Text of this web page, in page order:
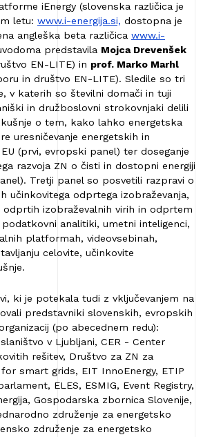
iEnergy (slovenska različica je
letu: www.i-energija.si, dostopna je
angleška beta različica www.i-
predstavila Mojca Drevenšek
EN-LITE) in prof. Marko Marhl
in društvo EN-LITE). Sledile so tri
v katerih so številni domači in tuji
in družboslovni strokovnjaki delili
o tem, kako lahko energetska
uresničevanje energetskih in
(prvi, evropski panel) ter doseganje
razvoja ZN o čisti in dostopni energiji
Tretji panel so posvetili razpravi o
učinkovitega odprtega izobraževanja,
izobraževalnih virih in odprtem
analitiki, umetni inteligenci,
platformah, videovsebinah,
celovite, učinkovite
ki je potekala tudi z vključevanjem na
predstavniki slovenskih, evropskih
(po abecednem redu):
v Ljubljani, CER - Center
rešitev, Društvo za ZN za
for smart grids, EIT InnoEnergy, ETIP
ELES, ESMIG, Event Registry,
Gospodarska zbornica Slovenije,
združenje za energetsko
združenje za energetsko